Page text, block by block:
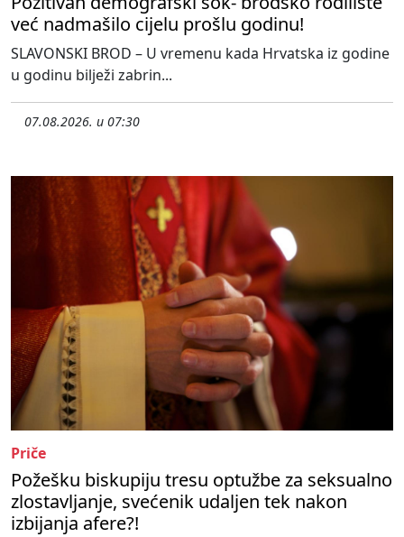
već nadmašilo cijelu prošlu godinu!
SLAVONSKI BROD – U vremenu kada Hrvatska iz godine
u godinu bilježi zabrin...
07.08.2026. u 07:30
Priče
Požešku biskupiju tresu optužbe za seksualno
zlostavljanje, svećenik udaljen tek nakon
izbijanja afere?!